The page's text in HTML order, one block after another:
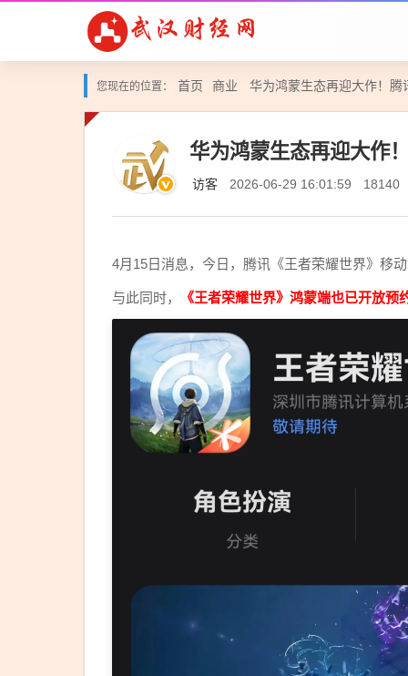
您现在的位置： 首页 商业 华为鸿蒙生态再迎大作！
华为鸿蒙生态再迎大作
访客 2026-06-29 16:01:59 18140
4月15日消息，今日，腾讯《王者荣耀世界》移
与此同时， 《王者荣耀世界》鸿蒙端也已开放预